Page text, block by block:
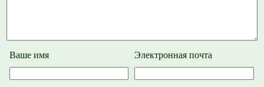
Ваше имя Электронная почта